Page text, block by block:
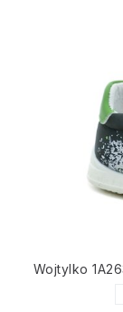
Wojtylko